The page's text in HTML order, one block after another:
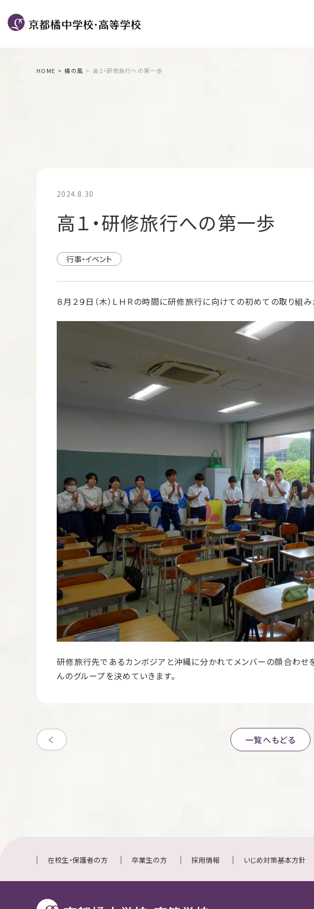
HOME 橘の風 高１・研修旅行への第一歩
2024.8.30
高１・研修旅行への第一歩
行事・イベント
８月２９日（木）ＬＨＲの時間に研修旅行に向けての初めての取り組み
研修旅行先であるカンボジアと沖縄に分かれてメンバーの顔合わせ
んのグループを決めていきます。
一覧へもどる
在校生・保護者の方 卒業生の方 採用情報 いじめ対策基本方針